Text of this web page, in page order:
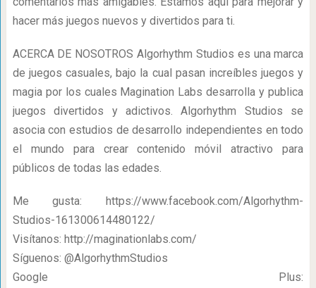
hacer más juegos nuevos y divertidos para ti.
ACERCA DE NOSOTROS Algorhythm Studios es una marca
de juegos casuales, bajo la cual pasan increíbles juegos y
magia por los cuales Magination Labs desarrolla y publica
juegos divertidos y adictivos. Algorhythm Studios se
asocia con estudios de desarrollo independientes en todo
el mundo para crear contenido móvil atractivo para
públicos de todas las edades.
Me gusta: https://www.facebook.com/Algorhythm-
Studios-161300614480122/
Visítanos: http://maginationlabs.com/
Síguenos: @AlgorhythmStudios
Google Plus: